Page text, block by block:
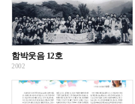
함박웃음 12호
2002